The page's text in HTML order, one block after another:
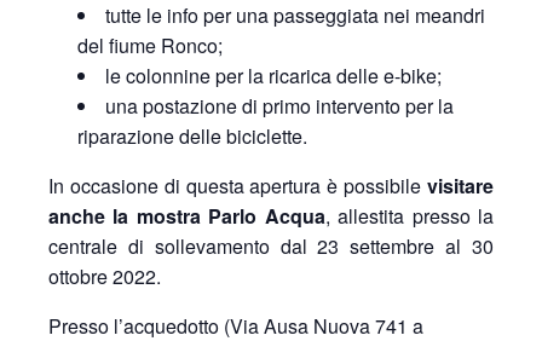
tutte le info per una passeggiata nei meandri
del fiume Ronco;
le colonnine per la ricarica delle e-bike;
una postazione di primo intervento per la
riparazione delle biciclette.
In occasione di questa apertura è possibile visitare
anche la mostra Parlo Acqua, allestita presso la
centrale di sollevamento dal 23 settembre al 30
ottobre 2022.
Presso l’acquedotto (Via Ausa Nuova 741 a